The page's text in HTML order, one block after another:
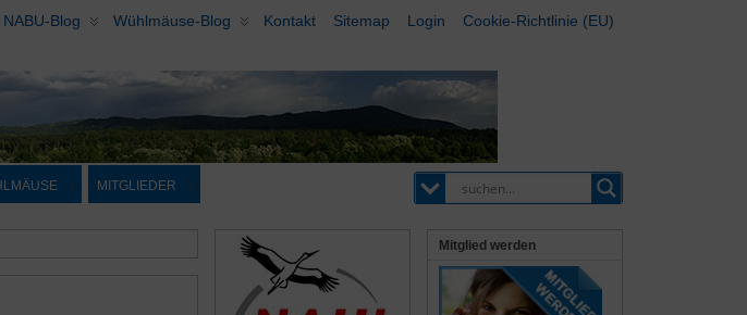
NABU-Blog Wühlmäuse-Blog Kontakt Sitemap Login Cookie-Richtlinie (EU)
MITGLIEDER
Mitglied werden